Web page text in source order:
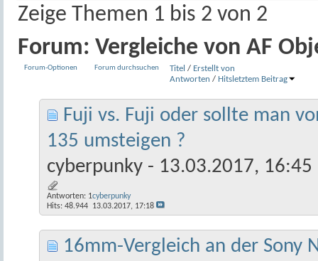
Zeige Themen 1 bis 2 von 2
Forum: Vergleiche von AF
Forum-Optionen Forum durchsuchen Titel / Erstellt von
Antworten / Hits letztem Beitrag
Fuji vs. Fuji oder sollte man
135 umsteigen ?
cyberpunky - 13.03.2017, 16:45
Antworten: 1
Hits: 48.944
cyberpunky
13.03.2017, 17:18
16mm-Vergleich an der Sony